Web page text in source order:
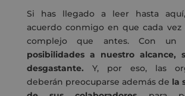
Si has llegado a leer hasta
acuerdo conmigo en que cada vez
complejo que antes. Con un
posibilidades a nuestro alcance,
desgastante. Y, por eso, las
deberán preocuparse además de la